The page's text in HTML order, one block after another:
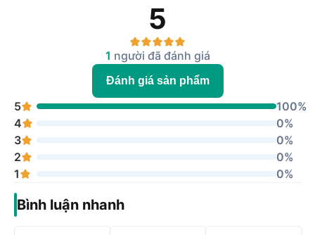
5
1 người đã đánh giá
Đánh giá sản phẩm
5
100%
4
0%
3
0%
2
0%
1
0%
Bình luận nhanh